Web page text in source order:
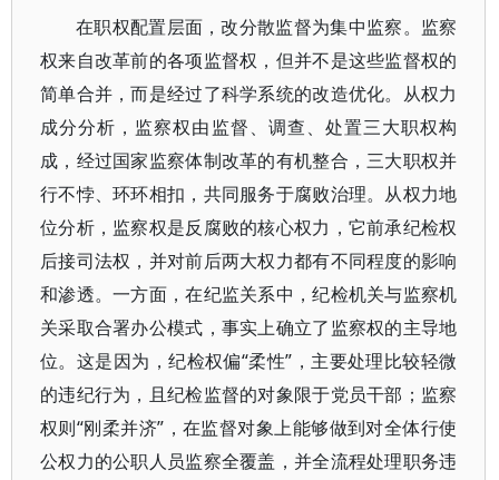
在职权配置层面，改分散监督为集中监察。监察
权来自改革前的各项监督权，但并不是这些监督权的
简单合并，而是经过了科学系统的改造优化。从权力
成分分析，监察权由监督、调查、处置三大职权构
成，经过国家监察体制改革的有机整合，三大职权并
行不悖、环环相扣，共同服务于腐败治理。从权力地
位分析，监察权是反腐败的核心权力，它前承纪检权
后接司法权，并对前后两大权力都有不同程度的影响
和渗透。一方面，在纪监关系中，纪检机关与监察机
关采取合署办公模式，事实上确立了监察权的主导地
位。这是因为，纪检权偏“柔性”，主要处理比较轻微
的违纪行为，且纪检监督的对象限于党员干部；监察
权则“刚柔并济”，在监督对象上能够做到对全体行使
公权力的公职人员监察全覆盖，并全流程处理职务违